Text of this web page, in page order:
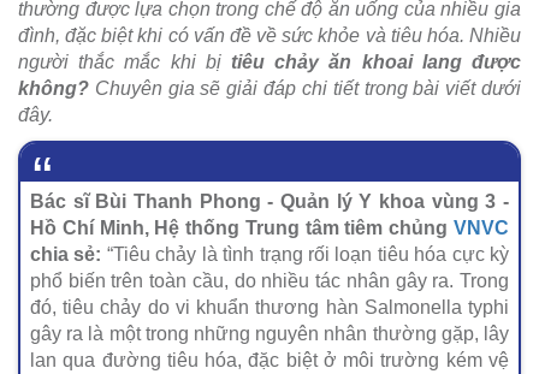
thường được lựa chọn trong chế độ ăn uống của nhiều gia
đình, đặc biệt khi có vấn đề về sức khỏe và tiêu hóa. Nhiều
người thắc mắc khi bịtiêu chảy ăn khoai lang được
không? Chuyên gia sẽ giải đáp chi tiết trong bài viết dưới
đây.
Bác sĩ Bùi Thanh Phong - Quản lý Y khoa vùng 3 -
Hồ Chí Minh, Hệ thống Trung tâm tiêm chủng VNVC
chia sẻ: “Tiêu chảy là tình trạng rối loạn tiêu hóa cực kỳ
phổ biến trên toàn cầu, do nhiều tác nhân gây ra. Trong
đó, tiêu chảy do vi khuẩn thương hàn Salmonella typhi
gây ra là một trong những nguyên nhân thường gặp, lây
lan qua đường tiêu hóa, đặc biệt ở môi trường kém vệ